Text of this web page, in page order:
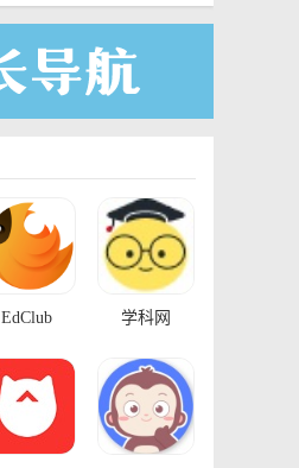
EdClub 学科网